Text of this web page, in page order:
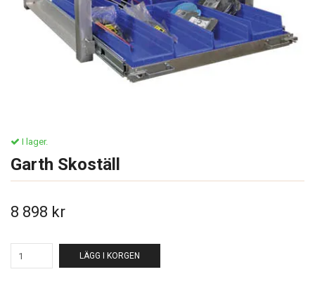
I lager.
Garth Skoställ
8 898 kr
LÄGG I KORGEN